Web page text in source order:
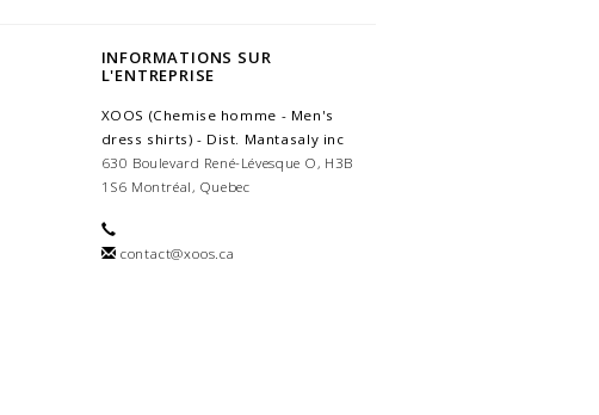
INFORMATIONS SUR
L'ENTREPRISE
XOOS (Chemise homme - Men's
dress shirts) - Dist. Mantasaly inc
630 Boulevard René-Lévesque O, H3B
1S6 Montréal, Quebec
contact@xoos.ca